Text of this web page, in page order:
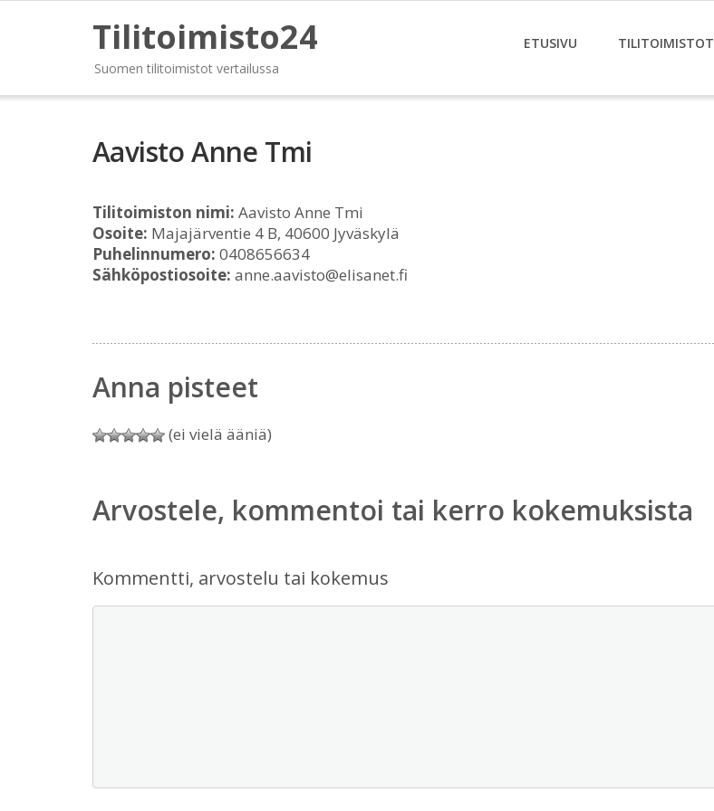
Tilitoimisto24
Suomen tilitoimistot vertailussa
ETUSIVU TILITOIMISTOT
Aavisto Anne Tmi
Tilitoimiston nimi: Aavisto Anne Tmi
Osoite: Majajärventie 4 B, 40600 Jyväskylä
Puhelinnumero: 0408656634
Sähköpostiosoite: anne.aavisto@elisanet.fi
Anna pisteet
(ei vielä ääniä)
Arvostele, kommentoi tai kerro kokemuksista
Kommentti, arvostelu tai kokemus